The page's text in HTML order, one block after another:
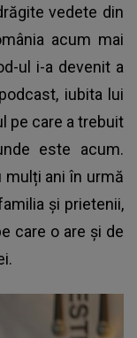
vedete din
acum mai
ul i-a devenit a
iubita lui
pe care a trebuit
este acum.
mulți ani în urmă
și prietenii,
care o are și de